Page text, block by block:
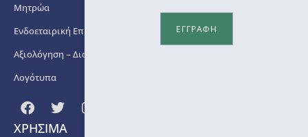
Μητρώα
Ενδοεταιρική Επιμόρφωση
Αξιολόγηση – Διασφάλιση Ποιότητας
Λογότυπα
ΧΡΗΣΙΜΑ
ΕΓΓΡΑΦΗ